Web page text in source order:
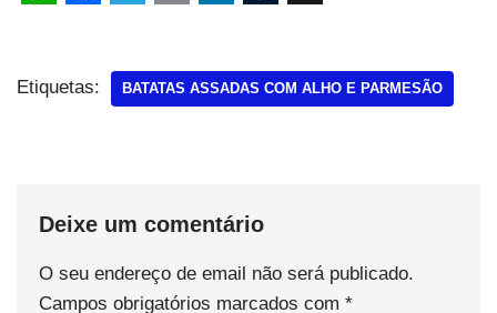
Etiquetas: BATATAS ASSADAS COM ALHO E PARMESÃO
Deixe um comentário
O seu endereço de email não será publicado.
Campos obrigatórios marcados com *